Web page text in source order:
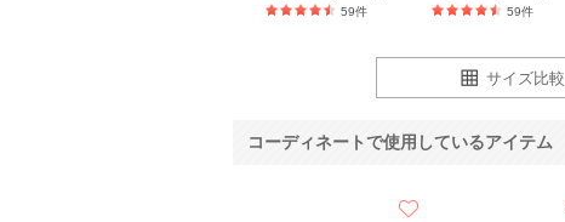
59件
59件
サイズ比較
コーディネートで使用しているアイテム